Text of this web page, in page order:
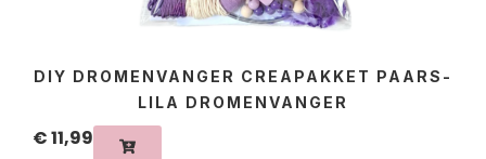
DIY DROMENVANGER CREAPAKKET PAARS-
LILA DROMENVANGER
€11,99